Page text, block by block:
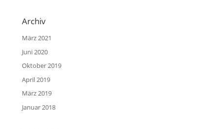
Archiv
März 2021
Juni 2020
Oktober 2019
April 2019
März 2019
Januar 2018